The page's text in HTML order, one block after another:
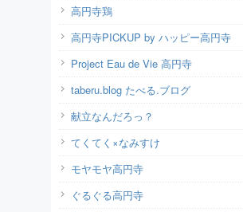
高円寺鶏
高円寺PICKUP by ハッピー高円寺
Project Eau de Vie 高円寺
taberu.blog たべる.ブログ
献立なんだろっ？
てくてく×なみすけ
モヤモヤ高円寺
ぐるぐる高円寺